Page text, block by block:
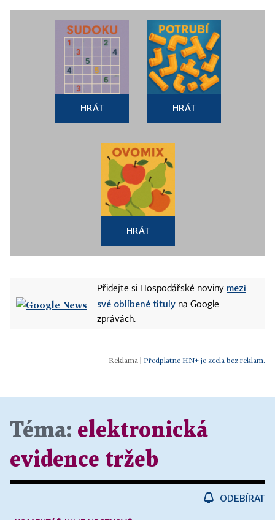
HRÁT HRÁT
HRÁT
Přidejte si Hospodářské noviny mezi
své oblíbené tituly na Google
zprávách.
Předplatné HN+ je zcela bez reklam.
Téma: elektronická
evidence tržeb
ODEBÍRAT